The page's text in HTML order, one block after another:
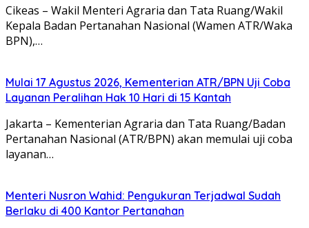
Cikeas – Wakil Menteri Agraria dan Tata Ruang/Wakil
Kepala Badan Pertanahan Nasional (Wamen ATR/Waka
BPN),…
Mulai 17 Agustus 2026, Kementerian ATR/BPN Uji Coba
Layanan Peralihan Hak 10 Hari di 15 Kantah
Jakarta – Kementerian Agraria dan Tata Ruang/Badan
Pertanahan Nasional (ATR/BPN) akan memulai uji coba
layanan…
Menteri Nusron Wahid: Pengukuran Terjadwal Sudah
Berlaku di 400 Kantor Pertanahan